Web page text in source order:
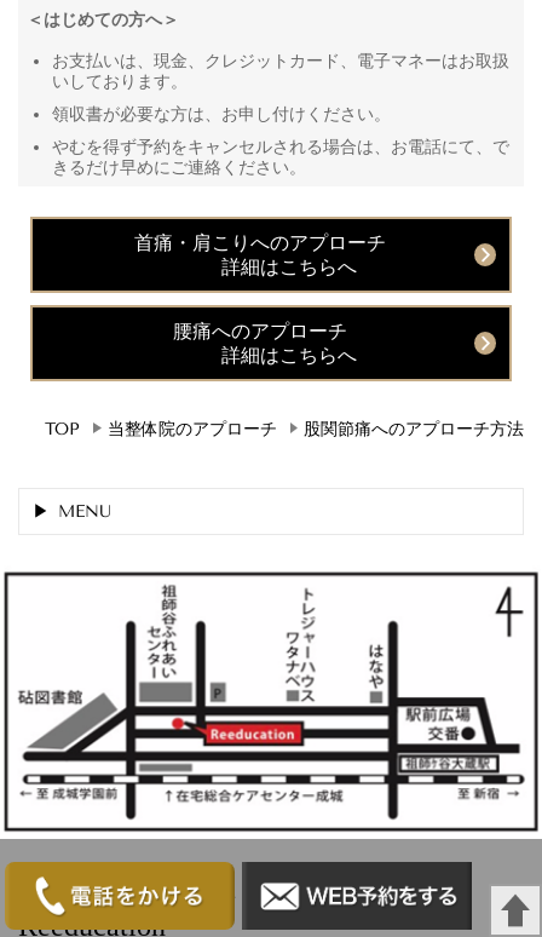
＜はじめての方へ＞
お支払いは、現金、クレジットカード、電子マネーはお取扱
いしております。
領収書が必要な方は、お申し付けください。
やむを得ず予約をキャンセルされる場合は、お電話にて、で
きるだけ早めにご連絡ください。
首痛・肩こりへのアプローチ
詳細はこちらへ
腰痛へのアプローチ
詳細はこちらへ
TOP 当整体院のアプローチ 股関節痛へのアプローチ方法
MENU
祖師ヶ谷大蔵の整体院｜肩こり・腰痛なら
Reeducation